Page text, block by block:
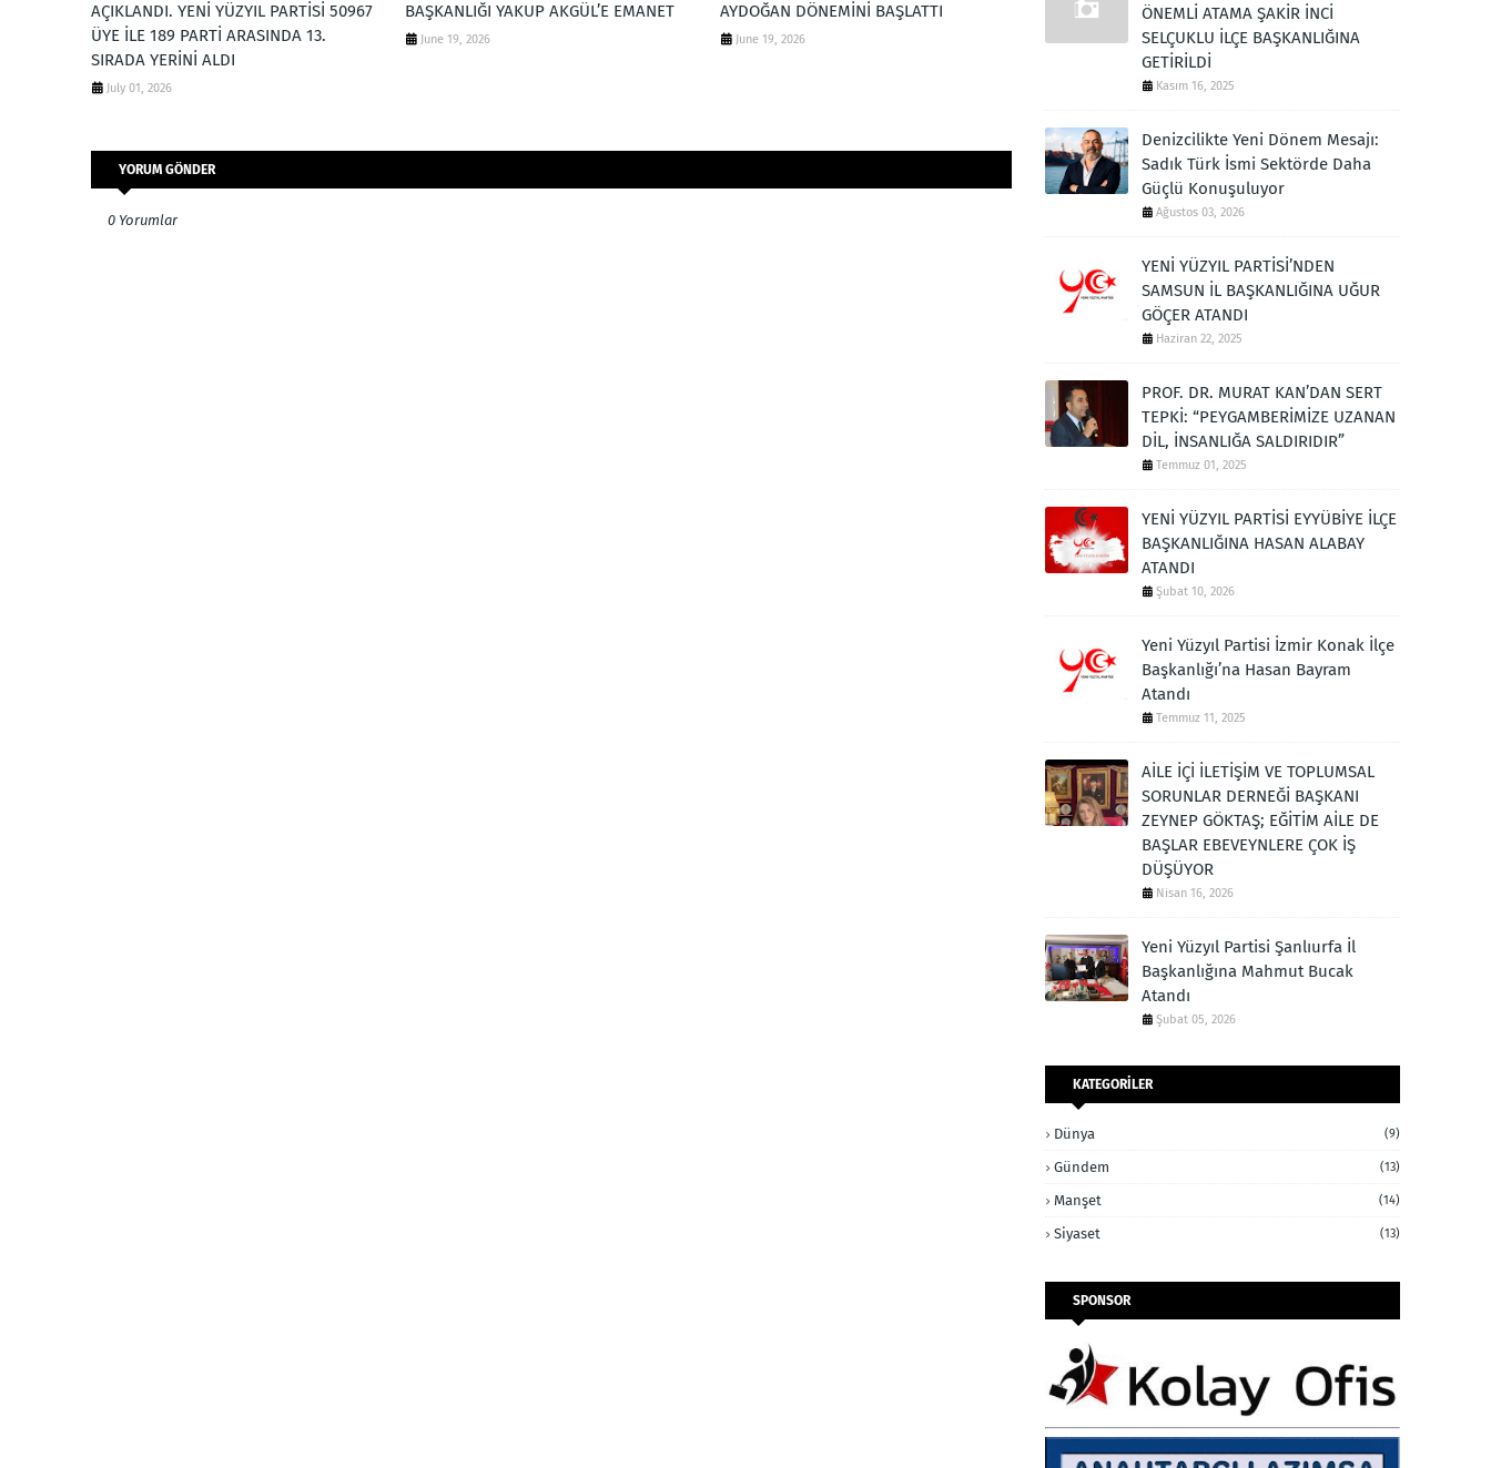
AÇIKLANDI. YENİ YÜZYIL PARTİSİ 50967
ÜYE İLE 189 PARTİ ARASINDA 13.
SIRADA YERİNİ ALDI
July 01, 2026
BAŞKANLIĞI YAKUP AKGÜL’E EMANET
June 19, 2026
AYDOĞAN DÖNEMİNİ BAŞLATTI
June 19, 2026
YORUM GÖNDER
0 Yorumlar
ÖNEMLİ ATAMA ŞAKİR İNCİ
SELÇUKLU İLÇE BAŞKANLIĞINA
GETİRİLDİ
Kasım 16, 2025
Denizcilikte Yeni Dönem Mesajı:
Sadık Türk İsmi Sektörde Daha
Güçlü Konuşuluyor
Ağustos 03, 2026
YENİ YÜZYIL PARTİSİ’NDEN
SAMSUN İL BAŞKANLIĞINA UĞUR
GÖÇER ATANDI
Haziran 22, 2025
PROF. DR. MURAT KAN’DAN SERT
TEPKİ: “PEYGAMBERİMİZE UZANAN
DİL, İNSANLIĞA SALDIRIDIR”
Temmuz 01, 2025
YENİ YÜZYIL PARTİSİ EYYÜBİYE İLÇE
BAŞKANLIĞINA HASAN ALABAY
ATANDI
Şubat 10, 2026
Yeni Yüzyıl Partisi İzmir Konak İlçe
Başkanlığı’na Hasan Bayram
Atandı
Temmuz 11, 2025
AİLE İÇİ İLETİŞİM VE TOPLUMSAL
SORUNLAR DERNEĞİ BAŞKANI
ZEYNEP GÖKTAŞ; EĞİTİM AİLE DE
BAŞLAR EBEVEYNLERE ÇOK İŞ
DÜŞÜYOR
Nisan 16, 2026
Yeni Yüzyıl Partisi Şanlıurfa İl
Başkanlığına Mahmut Bucak
Atandı
Şubat 05, 2026
KATEGORİLER
Dünya (9)
Gündem (13)
Manşet (14)
Siyaset (13)
SPONSOR